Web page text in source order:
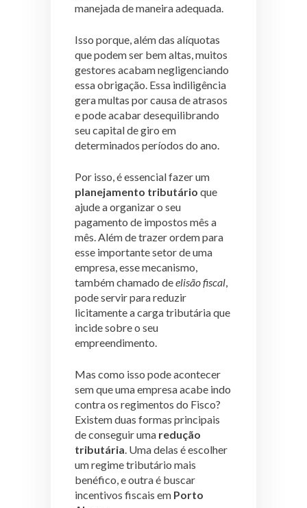
manejada de maneira adequada.
Isso porque, além das alíquotas
que podem ser bem altas, muitos
gestores acabam negligenciando
essa obrigação. Essa indiligência
gera multas por causa de atrasos
e pode acabar desequilibrando
seu capital de giro em
determinados períodos do ano.
Por isso, é essencial fazer um
planejamento tributário que
ajude a organizar o seu
pagamento de impostos mês a
mês. Além de trazer ordem para
esse importante setor de uma
empresa, esse mecanismo,
também chamado deelisão fiscal,
pode servir para reduzir
licitamente a carga tributária que
incide sobre o seu
empreendimento.
Mas como isso pode acontecer
sem que uma empresa acabe indo
contra os regimentos do Fisco?
Existem duas formas principais
de conseguir uma redução
tributária. Uma delas é escolher
um regime tributário mais
benéfico, e outra é buscar
incentivos fiscais em Porto